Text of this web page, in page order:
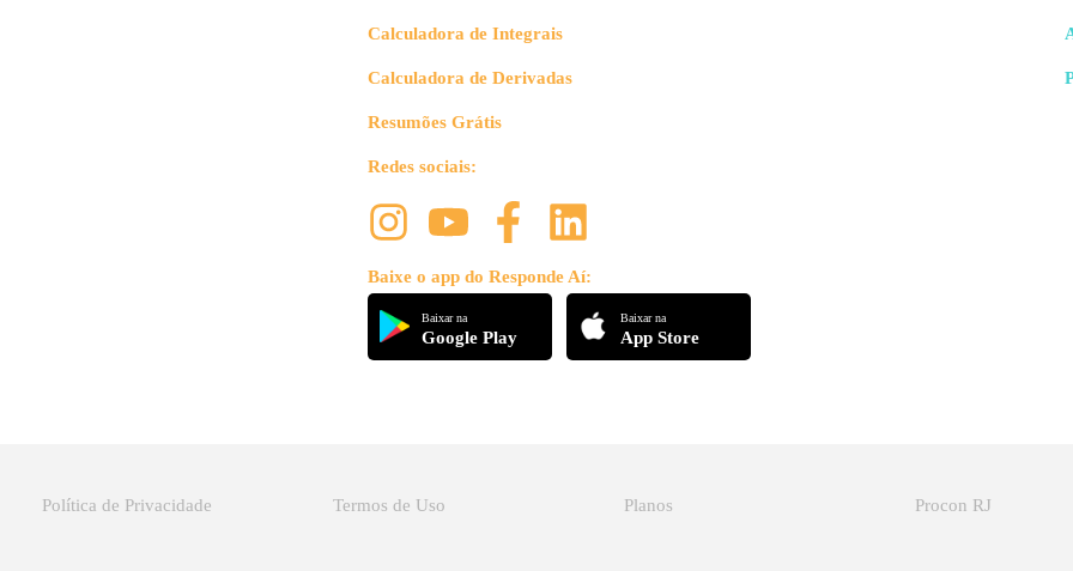
Calculadora de Integrais
Calculadora de Derivadas
Resumões Grátis
Redes sociais:
Baixe o app do Responde Aí:
Baixar na
Google Play
Baixar na
App Store
Política de Privacidade Termos de Uso Planos Procon RJ